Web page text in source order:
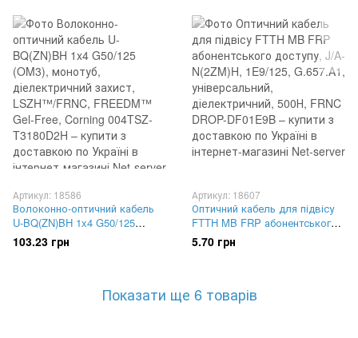
оболонка, Одескабель
Артикул: 18586
Волоконно-оптичний кабель
U-BQ(ZN)BH 1x4 G50/125
(OM3), монотуб,
діелектричний захист,
103.23 грн
Артикул: 18607
Оптичний кабель для підвісу
FTTH MB FRP абонентського
доступу, J/A-N(2ZM)H,
1E9/125, G.657.A1,
5.70 грн
Показати ще 6 товарів